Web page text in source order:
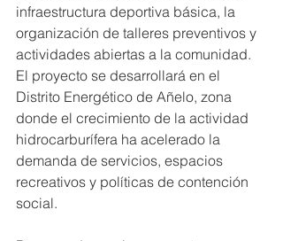
infraestructura deportiva básica, la
organización de talleres preventivos y
actividades abiertas a la comunidad.
El proyecto se desarrollará en el
Distrito Energético de Añelo, zona
donde el crecimiento de la actividad
hidrocarburífera ha acelerado la
demanda de servicios, espacios
recreativos y políticas de contención
social.